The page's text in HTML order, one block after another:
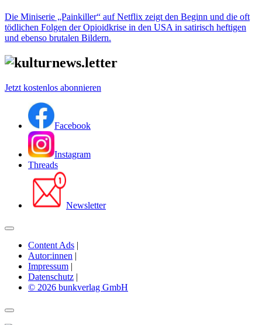
Die Miniserie „Painkiller“ auf Netflix zeigt den Beginn und die oft
tödlichen Folgen der Opioidkrise in den USA in satirisch heftigen
und ebenso brutalen Bildern.
Jetzt kostenlos abonnieren
Facebook
Instagram
Threads
Newsletter
Content Ads |
Autor:innen |
Impressum |
Datenschutz |
© 2026 bunkverlag GmbH